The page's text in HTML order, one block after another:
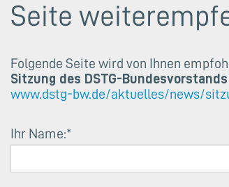
Seite
Folgende Seite wird von Ihnen
Sitzung des DSTG-Bundesvorstands
www.dstg-bw.de/aktuelles/news/
Ihr Name:*